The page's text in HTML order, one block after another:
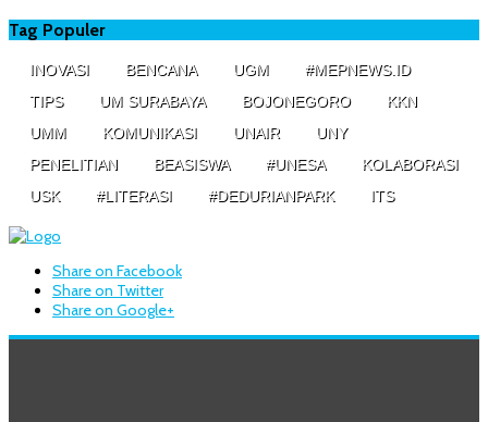
Tag Populer
INOVASI BENCANA UGM
#MEPNEWS.ID
TIPS
UM SURABAYA BOJONEGORO
KKN
UMM
KOMUNIKASI UNAIR
UNY
PENELITIAN
BEASISWA #UNESA
KOLABORASI
USK
#LITERASI #DEDURIANPARK ITS
Share on Facebook
Share on Twitter
Share on Google+